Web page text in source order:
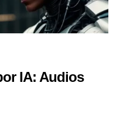
IA: Audios